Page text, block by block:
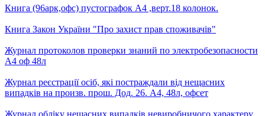
Книга (96арк,офс) пустографок А4 ,верт.18 колонок.
Книга Закон України "Про захист прав споживачів"
Журнал протоколов проверки знаний по электробезопасности
А4 оф 48л
Журнал реєстрації осіб, які постраждали від нещасних
випадків на произв. прош. Дод. 26. А4, 48л, офсет